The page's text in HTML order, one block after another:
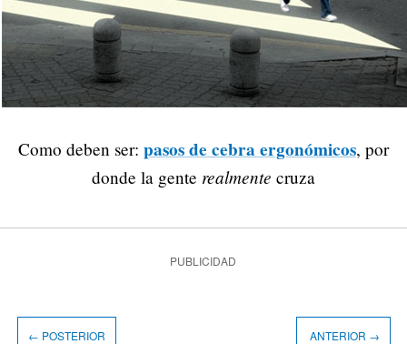
Como deben ser: pasos de cebra ergonómicos, por
donde la gente realmente cruza
PUBLICIDAD
← POSTERIOR ANTERIOR →